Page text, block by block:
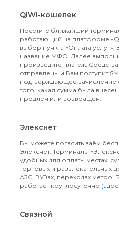
QIWI-кошелек
Посетите ближайший
работающий на платформе
выбор пункта «Оплата
название МФО. Далее
произведите платёж.
отправлены и Вам поступит
подтверждающее зачисление
того, какая сумма была
продлён или возвращён.
Элекснет
Вы можете погасить заём
Элекснет. Терминалы
удобных для оплаты местах:
торговых и развлекательных
АЗС, ВУЗах, переходах метро.
работает круглосуточно
Связной